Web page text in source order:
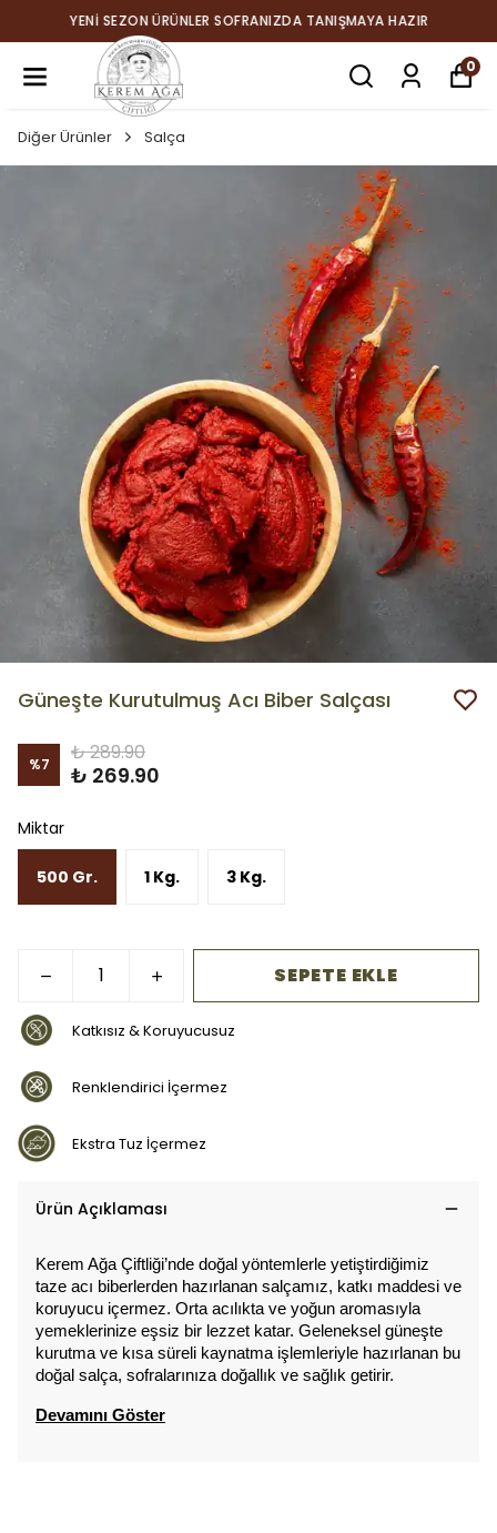
YENİ SEZON ÜRÜNLER SOFRANIZDA TANIŞMAYA HAZIR
0
Diğer Ürünler Salça
Güneşte Kurutulmuş Acı Biber Salçası
%7 ₺ 289.90
₺ 269.90
Miktar
500 Gr. 1 Kg. 3 Kg.
SEPETE EKLE
Katkısız & Koruyucusuz
Renklendirici İçermez
Ekstra Tuz İçermez
Ürün Açıklaması
Kerem Ağa Çiftliği’nde doğal yöntemlerle yetiştirdiğimiz
taze acı biberlerden hazırlanan salçamız, katkı maddesi ve
koruyucu içermez. Orta acılıkta ve yoğun aromasıyla
yemeklerinize eşsiz bir lezzet katar. Geleneksel güneşte
kurutma ve kısa süreli kaynatma işlemleriyle hazırlanan bu
doğal salça, sofralarınıza doğallık ve sağlık getirir.
Devamını Göster